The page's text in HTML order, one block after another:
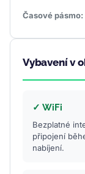
Časové pásmo:
Vybavení v
✓ WiFi
Bezplatné
připojení
nabíjení.